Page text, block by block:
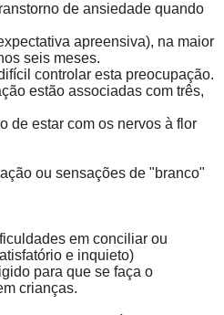
de ansiedade quando
apreensiva), na maior
seis meses.
controlar esta preocupação.
estão associadas com três,
de estar com os nervos à flor
ou sensações de "branco"
em conciliar ou
e inquieto)
para que se faça o
crianças.